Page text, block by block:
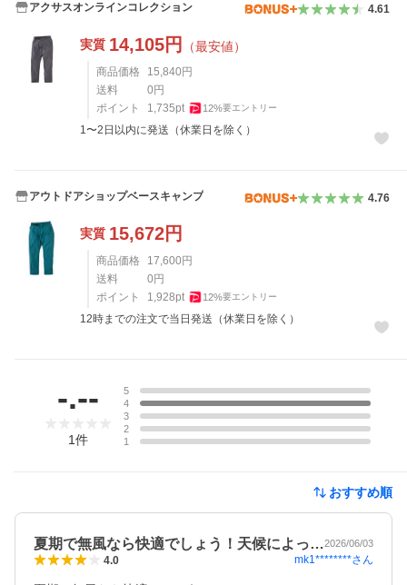
アクサスオンラインコレクション 4.61
実質 14,105円 （最安値）
商品価格 15,840 円
送料
0 円
ポイント
1,735pt 12%要エントリー
1〜2日以内に発送（休業日を除く）
アウトドアショップベースキャンプ 4.76
実質 15,672円
商品価格 17,600 円
送料
0 円
ポイント
1,928pt 12%要エントリー
12時までの注文で当日発送（休業日を除く）
-.--
1件
5
4
3
2
1
おすすめ順
夏期で無風なら快適でしょう！天候によっ…2026/06/03
4.0 mk1********さん